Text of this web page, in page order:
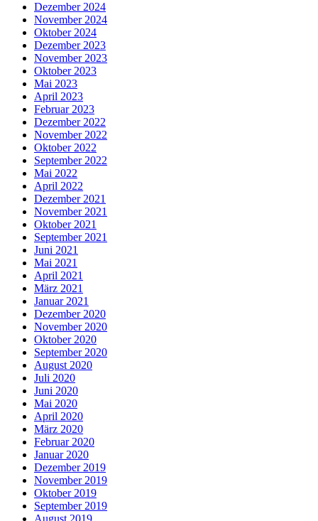
Dezember 2024
November 2024
Oktober 2024
Dezember 2023
November 2023
Oktober 2023
Mai 2023
April 2023
Februar 2023
Dezember 2022
November 2022
Oktober 2022
September 2022
Mai 2022
April 2022
Dezember 2021
November 2021
Oktober 2021
September 2021
Juni 2021
Mai 2021
April 2021
März 2021
Januar 2021
Dezember 2020
November 2020
Oktober 2020
September 2020
August 2020
Juli 2020
Juni 2020
Mai 2020
April 2020
März 2020
Februar 2020
Januar 2020
Dezember 2019
November 2019
Oktober 2019
September 2019